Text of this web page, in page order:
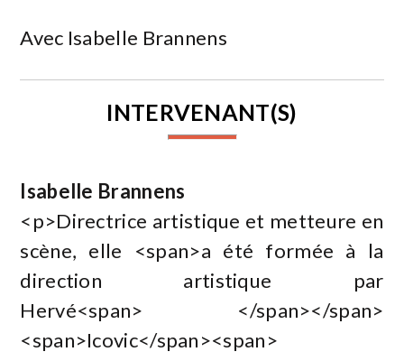
Avec Isabelle Brannens
INTERVENANT(S)
Isabelle Brannens
<p>Directrice artistique et metteure en
scène, elle <span>a été formée à la
direction artistique par
Hervé<span> </span></span>
<span>Icovic</span><span>